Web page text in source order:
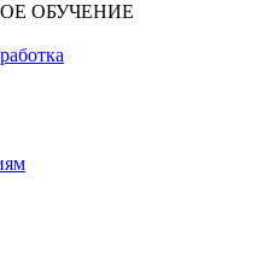
ОБУЧЕНИЕ